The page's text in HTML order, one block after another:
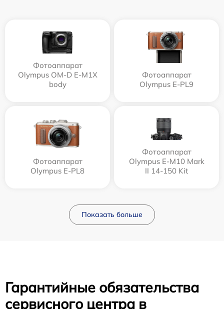
Фотоаппарат
Olympus OM-D E-M1X
body
Фотоаппарат
Olympus E‑PL9
Фотоаппарат
Olympus E-PL8
Фотоаппарат
Olympus E‑M10 Mark
II 14-150 Kit
Показать больше
Гарантийные обязательства
сервисного центра в